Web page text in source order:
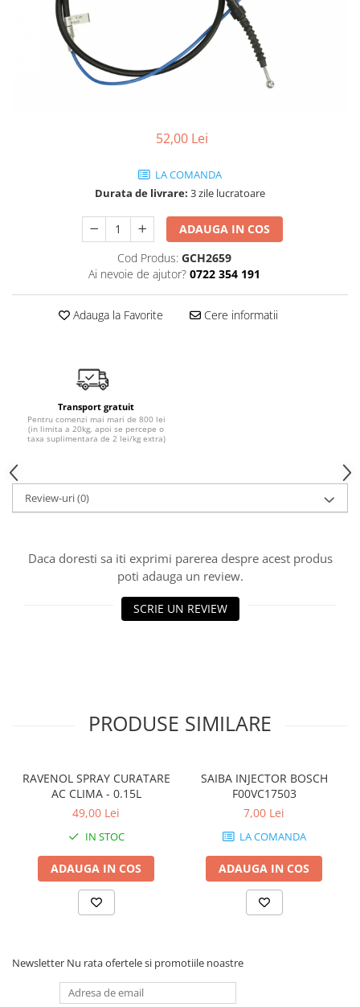
52,00 Lei
LA COMANDA
Durata de livrare: 3 zile lucratoare
ADAUGA IN COS
Cod Produs: GCH2659
Ai nevoie de ajutor? 0722 354 191
Adauga la Favorite Cere informatii
Transport gratuit
Pentru comenzi mai mari de 800 lei
(in limita a 20kg, apoi se percepe o
taxa suplimentara de 2 lei/kg extra)
Review-uri(0)
Daca doresti sa iti exprimi parerea despre acest produs
poti adauga un review.
SCRIE UN REVIEW
PRODUSE SIMILARE
RAVENOL SPRAY CURATARE
AC CLIMA - 0.15L
49,00 Lei
IN STOC
ADAUGA IN COS
SAIBA INJECTOR BOSCH
F00VC17503
7,00 Lei
LA COMANDA
ADAUGA IN COS
Newsletter Nu rata ofertele si promotiile noastre